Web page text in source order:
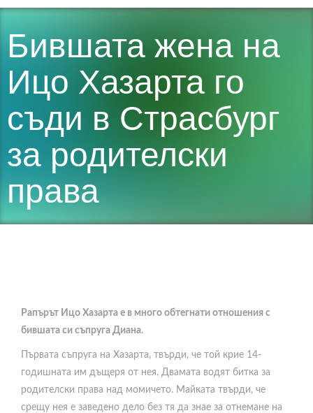
Бившата жена на
Ицо Хазарта го
съди в Страсбург
за родителски
права
Рапърът Ицо Хазарта е в много обтегнати отношения с
бившата си съпруга Диана.
Първата съпруга на Хазарта, твърди, че той крие 14-
годишната им дъщеря от нея. Двамата водят битка за
родителски права над момичето. Майката твърди, че
срещу нея е заведено дело без тя да знае за отнемане на